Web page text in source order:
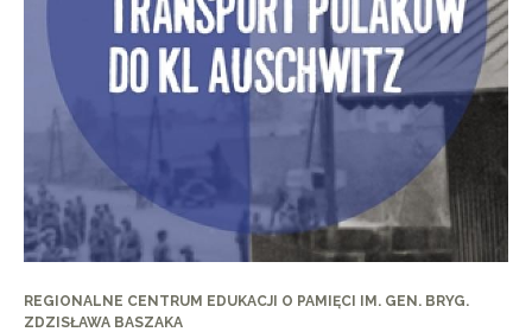
REGIONALNE CENTRUM EDUKACJI O PAMIĘCI IM. GEN. BRYG.
ZDZISŁAWA BASZAKA